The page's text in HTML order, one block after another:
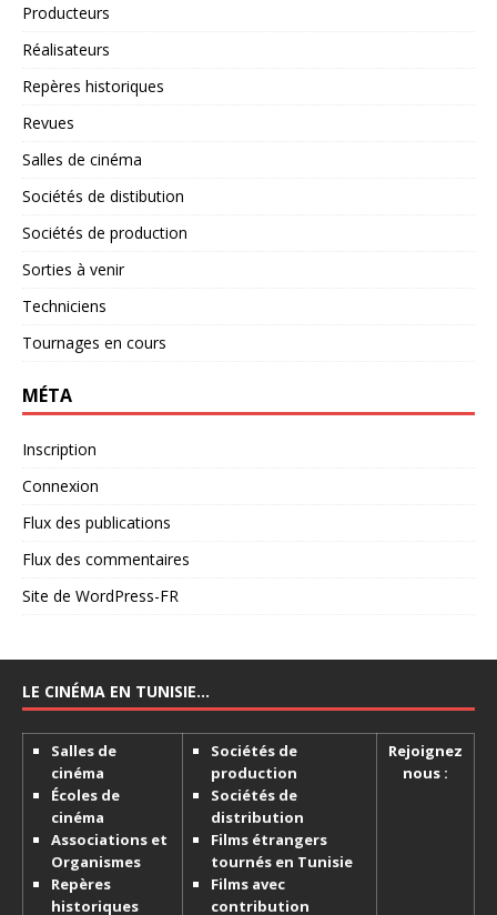
Producteurs
Réalisateurs
Repères historiques
Revues
Salles de cinéma
Sociétés de distibution
Sociétés de production
Sorties à venir
Techniciens
Tournages en cours
MÉTA
Inscription
Connexion
Flux des publications
Flux des commentaires
Site de WordPress-FR
LE CINÉMA EN TUNISIE…
Salles de
cinéma
Écoles de
cinéma
Associations et
Organismes
Repères
historiques
Sociétés de
production
Sociétés de
distribution
Films étrangers
tournés en Tunisie
Films avec
contribution
Rejoignez
nous :